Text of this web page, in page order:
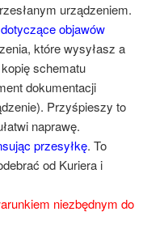
urządzeniem.
objawów
które wysyłasz a
schematu
dokumentacji
Przyśpieszy to
naprawę.
przesyłkę. To
od Kuriera i
niezbędnym do